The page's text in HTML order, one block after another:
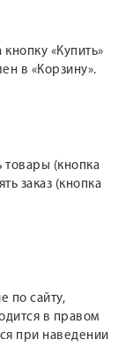
«Купить»
в «Корзину».
(кнопка
заказ (кнопка
по сайту,
в правом
при наведении